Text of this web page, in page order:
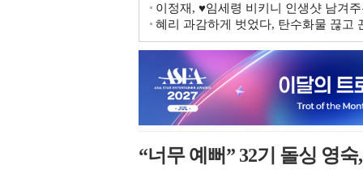
이정재, ♥임세령 비키니 인생샷 남겨
혜리 과감하게 벗었다, 탄수화물 끊고
“너무 예뻐” 32기 돌싱 영